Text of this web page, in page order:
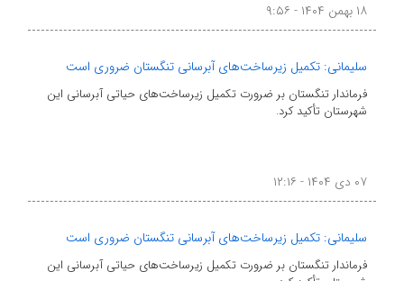
۱۸ بهمن ۱۴۰۴ - ۹:۵۶
سلیمانی: تکمیل زیرساخت‌های آبرسانی تنگستان ضروری است
فرماندار تنگستان بر ضرورت تکمیل زیرساخت‌های حیاتی آبرسانی این
شهرستان تأکید کرد.
۰۷ دی ۱۴۰۴ - ۱۲:۱۶
سلیمانی: تکمیل زیرساخت‌های آبرسانی تنگستان ضروری است
فرماندار تنگستان بر ضرورت تکمیل زیرساخت‌های حیاتی آبرسانی این